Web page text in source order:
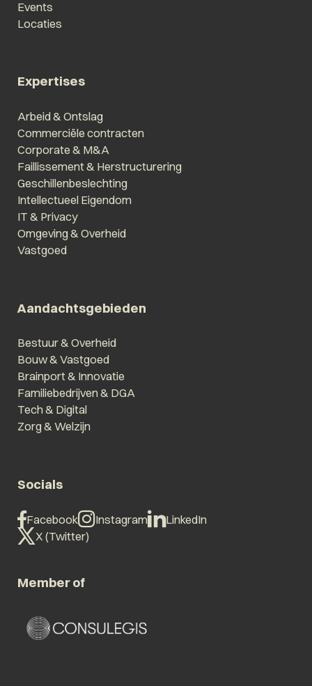
Events
Locaties
Expertises
Arbeid & Ontslag
Commerciële contracten
Corporate & M&A
Faillissement & Herstructurering
Geschillenbeslechting
Intellectueel Eigendom
IT & Privacy
Omgeving & Overheid
Vastgoed
Aandachtsgebieden
Bestuur & Overheid
Bouw & Vastgoed
Brainport & Innovatie
Familiebedrijven & DGA
Tech & Digital
Zorg & Welzijn
Socials
Facebook Instagram
LinkedIn
X (Twitter)
Member of